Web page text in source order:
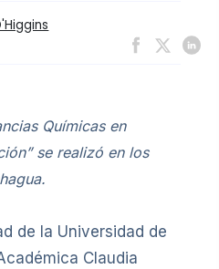
Químicas en
se realizó en los
de la Universidad de
Claudia